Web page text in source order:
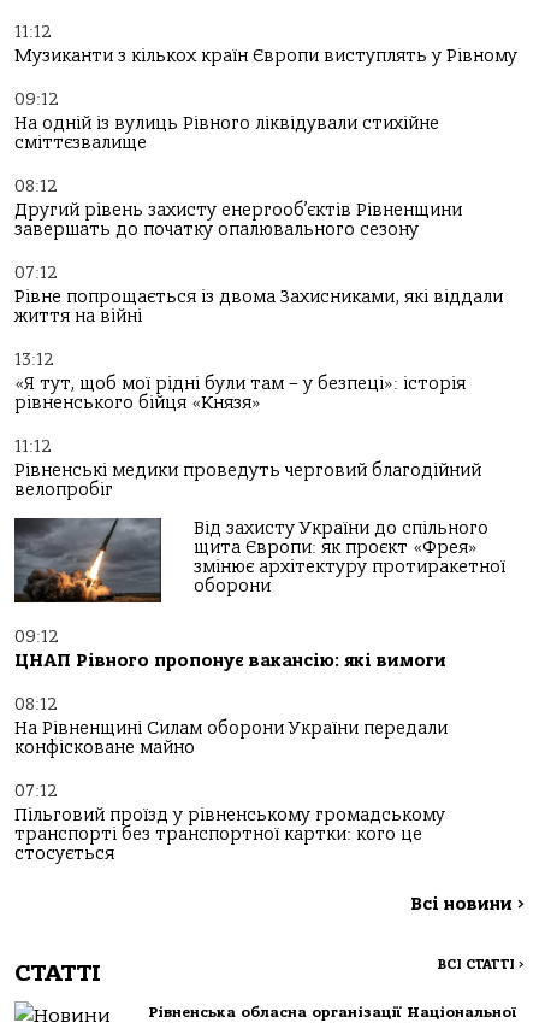
11:12
Музиканти з кількох країн Європи виступлять у Рівному
09:12
На одній із вулиць Рівного ліквідували стихійне
сміттєзвалище
08:12
Другий рівень захисту енергооб’єктів Рівненщини
завершать до початку опалювального сезону
07:12
Рівне попрощається із двома Захисниками, які віддали
життя на війні
13:12
«Я тут, щоб мої рідні були там – у безпеці»: історія
рівненського бійця «Князя»
11:12
Рівненські медики проведуть черговий благодійний
велопробіг
Від захисту України до спільного
щита Європи: як проєкт «Фрея»
змінює архітектуру протиракетної
оборони
09:12
ЦНАП Рівного пропонує вакансію: які вимоги
08:12
На Рівненщині Силам оборони України передали
конфісковане майно
07:12
Пільговий проїзд у рівненському громадському
транспорті без транспортної картки: кого це
стосується
Всі новини >
СТАТТІ ВСІ СТАТТІ >
Рівненська обласна організації Національної